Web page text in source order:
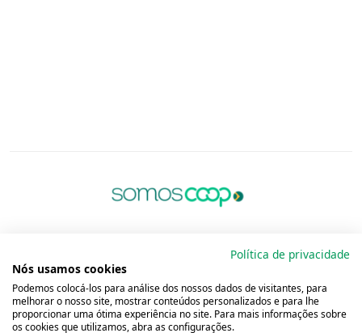
Política de privacidade
Nós usamos cookies
Podemos colocá-los para análise dos nossos dados de visitantes, para
melhorar o nosso site, mostrar conteúdos personalizados e para lhe
proporcionar uma ótima experiência no site. Para mais informações sobre
os cookies que utilizamos, abra as configurações.